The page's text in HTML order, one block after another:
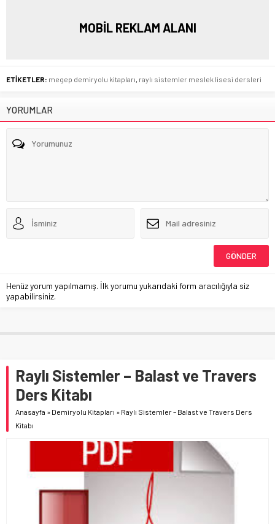
MOBİL REKLAM ALANI
ETİKETLER: megep demiryolu kitapları raylı sistemler meslek lisesi dersleri
YORUMLAR
Henüz yorum yapılmamış. İlk yorumu yukarıdaki form aracılığıyla siz
yapabilirsiniz.
Raylı Sistemler – Balast ve Travers
Ders Kitabı
Anasayfa » Demiryolu Kitapları » Raylı Sistemler – Balast ve Travers Ders
Kitabı